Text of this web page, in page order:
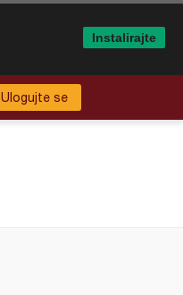
Ulogujte se
Instalirajte